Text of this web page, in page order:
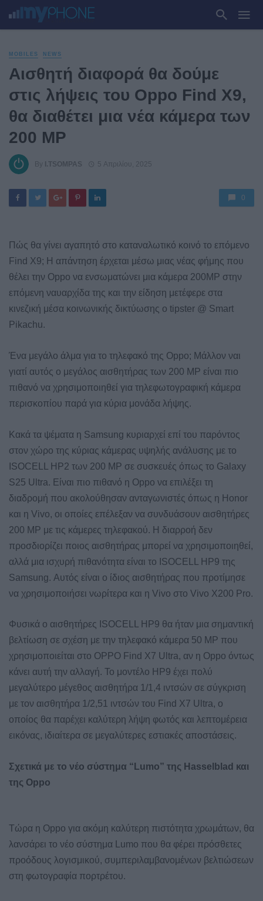
MOBILES NEWS
Αισθητή διαφορά θα δούμε
στις λήψεις του Oppo Find X9,
θα διαθέτει μια νέα κάμερα των
200 MP
By I.TSOMPAS 5 Απριλίου, 2025
0
Πώς θα γίνει αγαπητό στο καταναλωτικό κοινό το επόμενο
Find X9; Η απάντηση έρχεται μέσω μιας νέας φήμης που
θέλει την Oppo να ενσωματώνει μια κάμερα 200MP στην
επόμενη ναυαρχίδα της και την είδηση μετέφερε στα
κινεζική μέσα κοινωνικής δικτύωσης ο tipster @ Smart
Pikachu.
Ένα μεγάλο άλμα για το τηλεφακό της Oppo; Μάλλον ναι
γιατί αυτός ο μεγάλος αισθητήρας των 200 MP είναι πιο
πιθανό να χρησιμοποιηθεί για τηλεφωτογραφική κάμερα
περισκοπίου παρά για κύρια μονάδα λήψης.
Κακά τα ψέματα η Samsung κυριαρχεί επί του παρόντος
στον χώρο της κύριας κάμερας υψηλής ανάλυσης με το
ISOCELL HP2 των 200 MP σε συσκευές όπως το Galaxy
S25 Ultra. Είναι πιο πιθανό η Oppo να επιλέξει τη
διαδρομή που ακολούθησαν ανταγωνιστές όπως η Honor
και η Vivo, οι οποίες επέλεξαν να συνδυάσουν αισθητήρες
200 MP με τις κάμερες τηλεφακού. Η διαρροή δεν
προσδιορίζει ποιος αισθητήρας μπορεί να χρησιμοποιηθεί,
αλλά μια ισχυρή πιθανότητα είναι το ISOCELL HP9 της
Samsung. Αυτός είναι ο ίδιος αισθητήρας που προτίμησε
να χρησιμοποιήσει νωρίτερα και η Vivo στο Vivo X200 Pro.
Φυσικά ο αισθητήρες ISOCELL HP9 θα ήταν μια σημαντική
βελτίωση σε σχέση με την τηλεφακό κάμερα 50 MP που
χρησιμοποιείται στο OPPO Find X7 Ultra, αν η Oppo όντως
κάνει αυτή την αλλαγή. Το μοντέλο HP9 έχει πολύ
μεγαλύτερο μέγεθος αισθητήρα 1/1,4 ιντσών σε σύγκριση
με τον αισθητήρα 1/2,51 ιντσών του Find X7 Ultra, ο
οποίος θα παρέχει καλύτερη λήψη φωτός και λεπτομέρεια
εικόνας, ιδιαίτερα σε μεγαλύτερες εστιακές αποστάσεις.
Σχετικά με το νέο σύστημα “Lumo” της Hasselblad και
της Oppo
Τώρα η Oppo για ακόμη καλύτερη πιστότητα χρωμάτων, θα
λανσάρει το νέο σύστημα Lumo που θα φέρει πρόσθετες
προόδους λογισμικού, συμπεριλαμβανομένων βελτιώσεων
στη φωτογραφία πορτρέτου.